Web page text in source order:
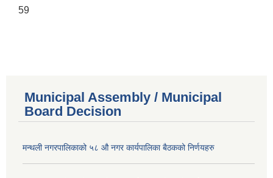
59
Municipal Assembly / Municipal
Board Decision
मन्थली नगरपालिकाको ५८ औ नगर कार्यपालिका बैठकको निर्णयहरु